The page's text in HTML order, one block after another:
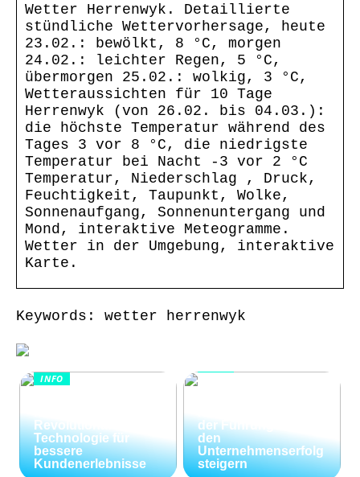
Wetter Herrenwyk. Detaillierte
stündliche Wettervorhersage, heute
23.02.: bewölkt, 8 °C, morgen
24.02.: leichter Regen, 5 °C,
übermorgen 25.02.: wolkig, 3 °C,
Wetteraussichten für 10 Tage
Herrenwyk (von 26.02. bis 04.03.):
die höchste Temperatur während des
Tages 3 vor 8 °C, die niedrigste
Temperatur bei Nacht -3 vor 2 °C
Temperatur, Niederschlag , Druck,
Feuchtigkeit, Taupunkt, Wolke,
Sonnenaufgang, Sonnenuntergang und
Mond, interaktive Meteogramme.
Wetter in der Umgebung, interaktive
Karte.
Keywords: wetter herrenwyk
INFO
Revolutionäre
Technologie für
bessere
Kundenerlebnisse
der Führungskräfte
den
Unternehmenserfolg
steigern